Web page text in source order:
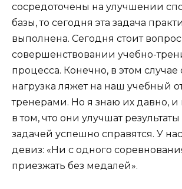
сосредоточены на улучшении
базы, то сегодня эта задача
выполнена. Сегодня стоит
совершенствовании учебно-
процесса. Конечно, в этом случае
нагрузка ляжет на наш учебный
тренерами. Но я знаю их давно,
в том, что они улучшат результаты
задачей успешно справятся. У
девиз: «Ни с одного
приезжать без медалей».